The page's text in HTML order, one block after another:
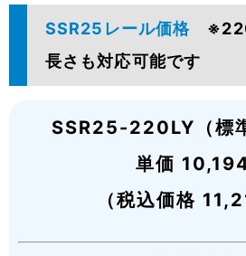
SSR25レール価格
長さも対応可能です
SSR25-220LY（標
単価
（税込価格